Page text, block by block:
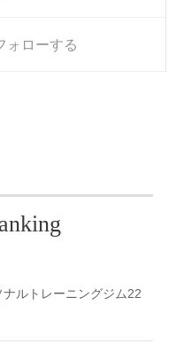
ォローする
ルトレーニングジム22